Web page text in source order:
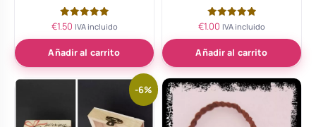
Valorado
5.00
de 5
€1.50 IVA incluido
Añadir al carrito
Valorado
5.00
de 5
€1.00 IVA incluido
Añadir al carrito
-6%